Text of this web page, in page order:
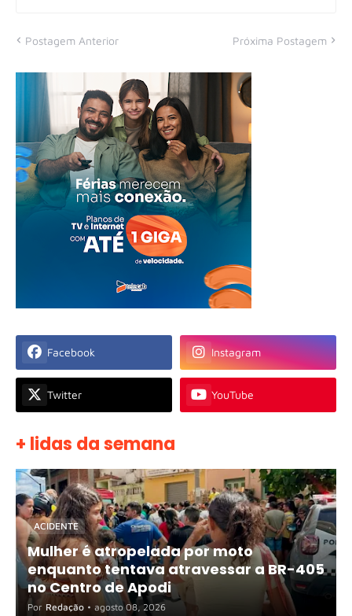
Postagem Anterior Próxima Postagem
Facebook Instagram
Twitter YouTube
+ lidas da semana
ACIDENTE
Mulher é atropelada por moto
enquanto tentava atravessar a BR-405
no Centro de Apodi
Por Redação • agosto 08, 2026